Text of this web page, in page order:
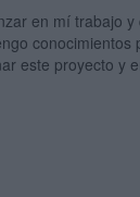
en mí trabajo
conocimientos
este proyecto y